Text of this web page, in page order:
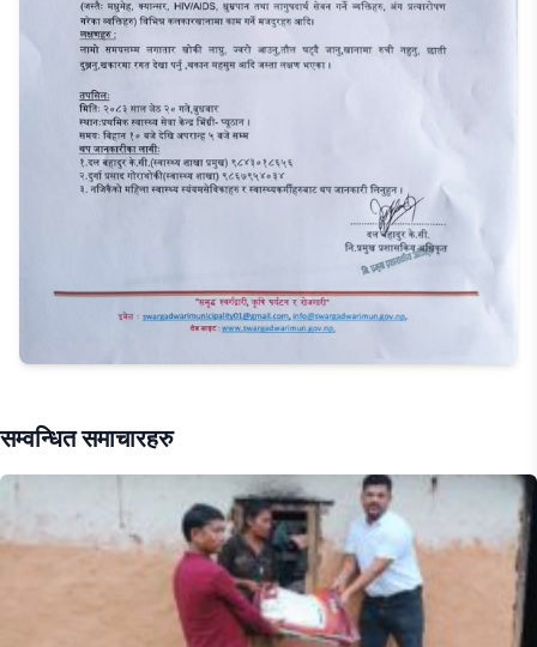
सम्वन्धित समाचारहरु